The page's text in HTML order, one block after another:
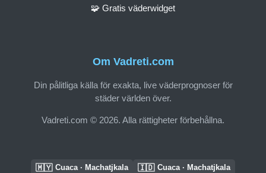
Om Vadreti.com
Din pålitliga källa för exakta, live väderprognoser för
städer världen över.
Vadreti.com © 2026. Alla rättigheter förbehållna.
🧩 Gratis väderwidget
🇲🇾 Cuaca · Machatjkala 🇮🇩 Cuaca · Machatjkala